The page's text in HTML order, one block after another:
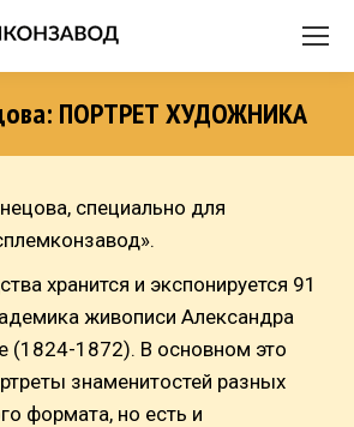
ПОРТРЕТ ХУДОЖНИКА
специально для
хранится и экспонируется 91
живописи Александра
(1824-1872). В основном это
знаменитостей разных
формата, но есть и